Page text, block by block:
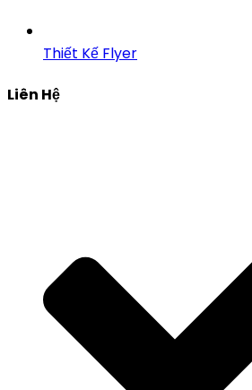
Thiết Kế Flyer
Liên Hệ